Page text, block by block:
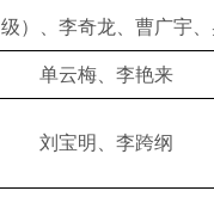
级）、李奇龙、曹广宇
单云梅、李艳来
刘宝明、李跨纲